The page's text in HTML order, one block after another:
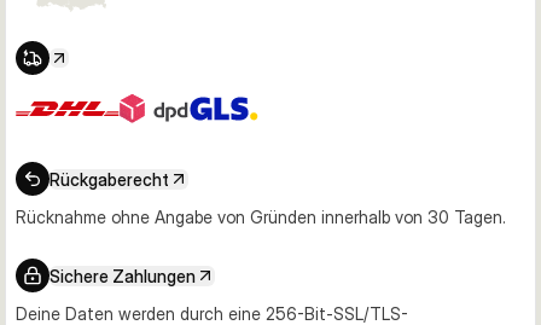
Rückgaberecht
Rücknahme ohne Angabe von Gründen innerhalb von 30 Tagen.
Sichere Zahlungen
Deine Daten werden durch eine 256-Bit-SSL/TLS-